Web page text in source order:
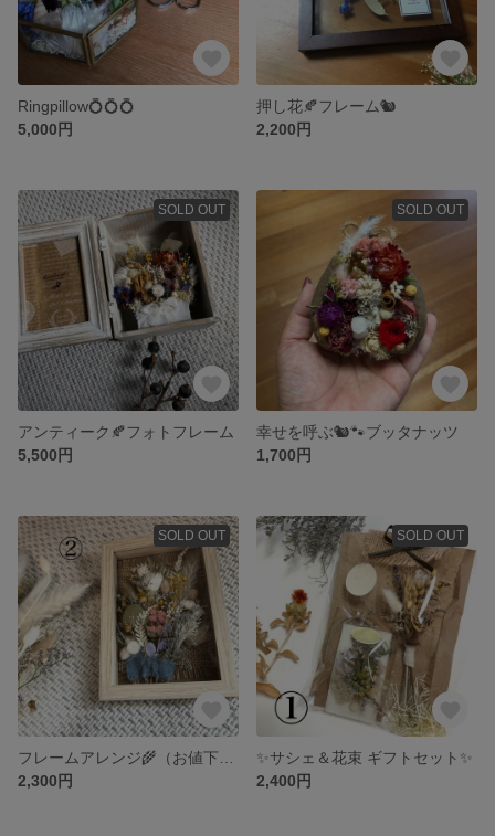
Ringpillow💍💍💍
5,000円
押し花🍂フレーム🐿
2,200円
SOLD OUT
アンティーク🍂フォトフレーム
5,500円
SOLD OUT
幸せを呼ぶ🐿🐾ブッタナッツ
1,700円
SOLD OUT
2,300円
SOLD OUT
✨サシェ＆花束 ギフトセット✨
2,400円